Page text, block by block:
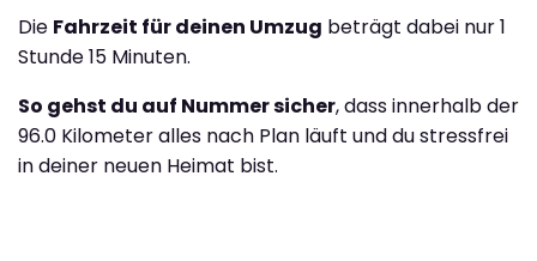
Die Fahrzeit für deinen Umzug beträgt dabei nur 1
Stunde 15 Minuten.
So gehst du auf Nummer sicher, dass innerhalb der
96.0 Kilometer alles nach Plan läuft und du stressfrei
in deiner neuen Heimat bist.